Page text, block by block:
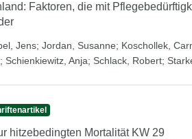
Faktoren, die mit
Jens; Jordan, Susanne; Koschollek,
; Schienkiewitz, Anja; Schlack, Robert;
hitzebedingten Mortalität KW 29